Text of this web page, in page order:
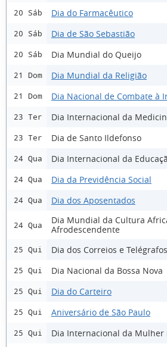
20 Sáb Dia do Farmacêutico
20 Sáb Dia de São Sebastião
20 Sáb Dia Mundial do Queijo
21 Dom Dia Mundial da Religião
21 Dom Dia Nacional de Combate à
23 Ter Dia Internacional da
23 Ter Dia de Santo Ildefonso
24 Qua Dia Internacional da
24 Qua Dia da Previdência Social
24 Qua Dia dos Aposentados
24 Qua
Dia Mundial da Cultura
Afrodescendente
25 Qui Dia dos Correios e Telégrafos
25 Qui Dia Nacional da Bossa Nova
25 Qui Dia do Carteiro
25 Qui Aniversário de São Paulo
25 Qui Dia Internacional da